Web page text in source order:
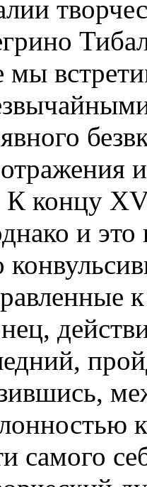
мы
концу
и это
самого